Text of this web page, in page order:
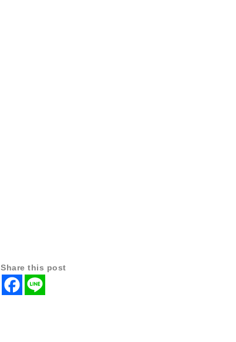
Share this post